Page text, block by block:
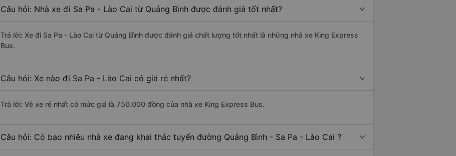
Câu hỏi: Nhà xe đi Sa Pa - Lào Cai từ Quảng Bình được đánh giá tốt nhất?
Trả lời: Xe đi Sa Pa - Lào Cai từ Quảng Bình được đánh giá chất lượng tốt nhất là những nhà xe King Express
Bus.
Câu hỏi: Xe nào đi Sa Pa - Lào Cai có giá rẻ nhất?
Trả lời: Vé xe rẻ nhất có mức giá là 750.000 đồng của nhà xe King Express Bus.
Câu hỏi: Có bao nhiêu nhà xe đang khai thác tuyến đường Quảng Bình - Sa Pa - Lào Cai ?